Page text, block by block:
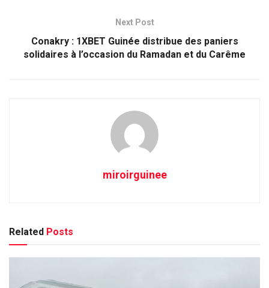
Next Post
Conakry : 1XBET Guinée distribue des paniers
solidaires à l’occasion du Ramadan et du Carême
miroirguinee
Related Posts